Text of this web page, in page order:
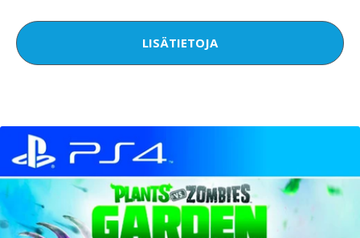
LISÄTIETOJA